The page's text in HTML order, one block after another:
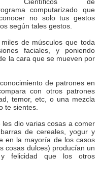
computarizado que
no solo tus gestos
según tales gestos.
de músculos que toda
faciales, y poniendo
la cara que se mueven por
de patrones en
con otros patrones
temor, etc, o una mezcla
te sientes.
dio varias cosas a comer
de cereales, yogur y
en la mayoría de los casos
cosas dulces) producían un
felicidad que los otros